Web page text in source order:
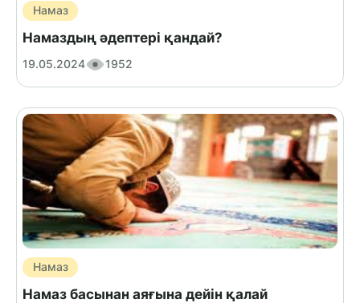
Намаз
Намаздың әдептері қандай?
19.05.2024 1952
Намаз
Намаз басынан аяғына дейін қалай